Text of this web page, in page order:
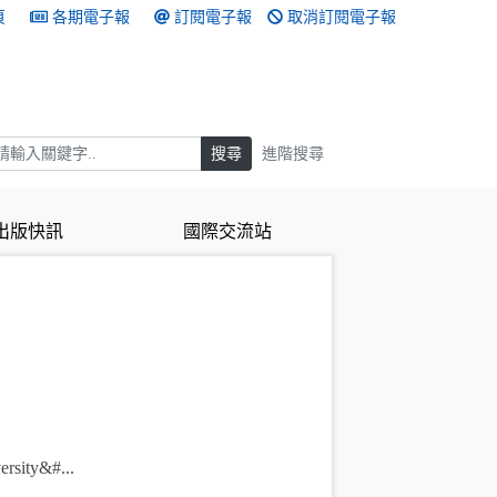
各期電子報 訂閱電子報 取消訂閱電子報
搜尋 進階搜尋
版快訊 國際交流站